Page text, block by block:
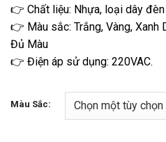
👉 Chất liệu: Nhựa, loại dây
👉 Màu sắc: Trắng, Vàng, Xanh
Đủ Màu
👉 Điện áp sử dụng: 220VAC.
Màu Sắc: